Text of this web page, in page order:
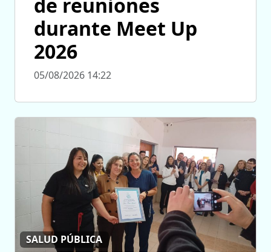
durante Meet Up
2026
05/08/2026 14:22
SALUD PÚBLICA